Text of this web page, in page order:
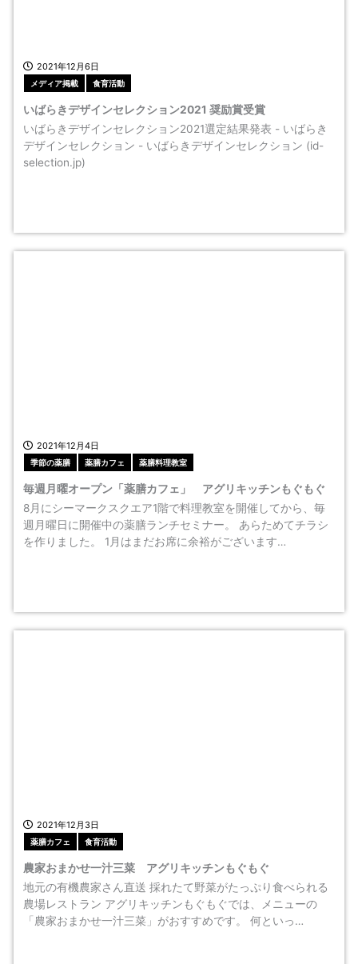
2021年12月6日
メディア掲載 食育活動
いばらきデザインセレクション2021 奨励賞受賞
いばらきデザインセレクション2021選定結果発表 - いばらき
デザインセレクション - いばらきデザインセレクション (id-
selection.jp)
2021年12月4日
季節の薬膳 薬膳カフェ 薬膳料理教室
毎週月曜オープン「薬膳カフェ」 アグリキッチンもぐもぐ
8月にシーマークスクエア1階で料理教室を開催してから、毎
週月曜日に開催中の薬膳ランチセミナー。 あらためてチラシ
を作りました。 1月はまだお席に余裕がございます…
2021年12月3日
薬膳カフェ 食育活動
農家おまかせ一汁三菜 アグリキッチンもぐもぐ
地元の有機農家さん直送 採れたて野菜がたっぷり食べられる
農場レストラン アグリキッチンもぐもぐでは、メニューの
「農家おまかせ一汁三菜」がおすすめです。 何といっ…